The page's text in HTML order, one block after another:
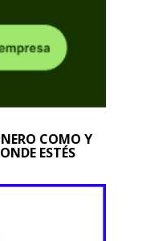
COMO Y
ESTÉS